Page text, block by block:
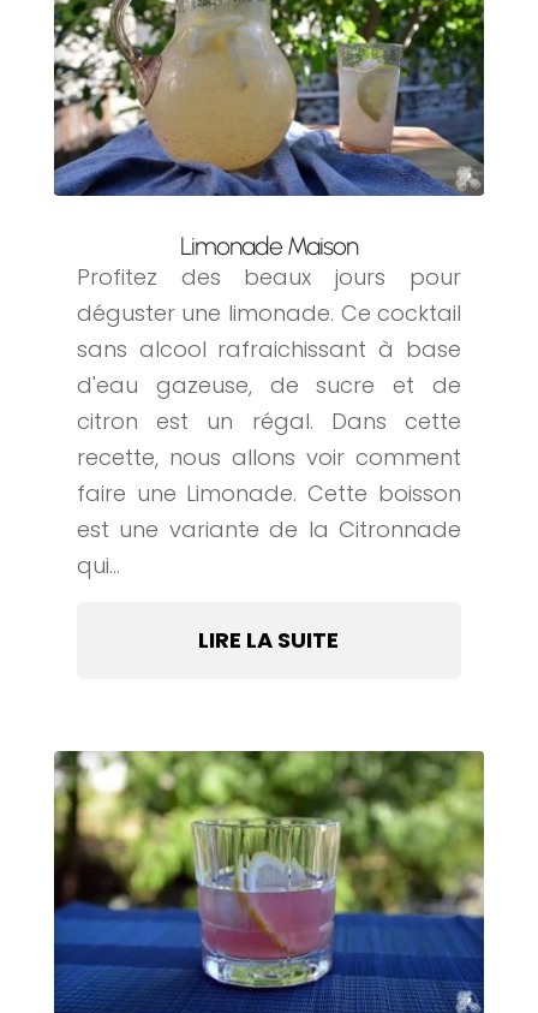
Limonade Maison
Profitez des beaux jours pour
déguster une limonade. Ce cocktail
sans alcool rafraichissant à base
d'eau gazeuse, de sucre et de
citron est un régal. Dans cette
recette, nous allons voir comment
faire une Limonade. Cette boisson
est une variante de la Citronnade
qui...
LIRE LA SUITE